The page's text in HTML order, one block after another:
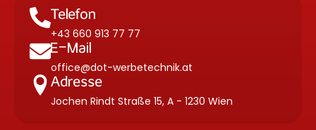
Telefon
+43 660 913 77 77
E-Mail
office@dot-werbetechnik.at
Adresse
Jochen Rindt Straße 15, A - 1230 Wien